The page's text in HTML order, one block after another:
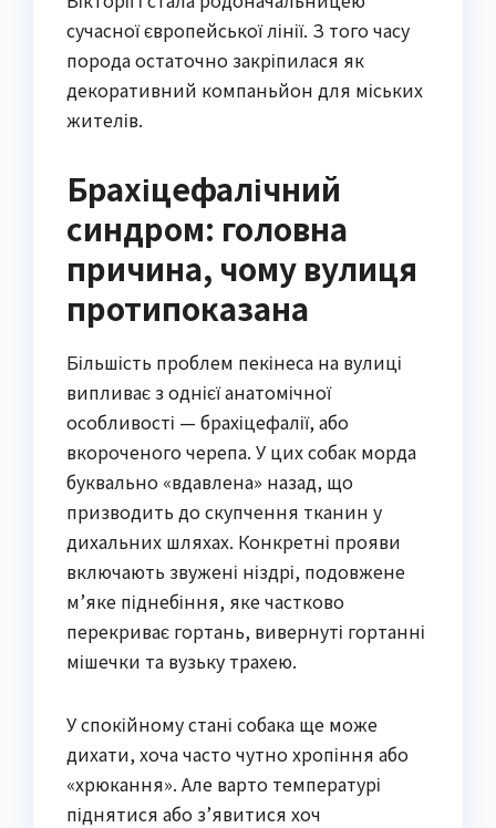
сучасної європейської лінії. З того часу
порода остаточно закріпилася як
декоративний компаньйон для міських
жителів.
Брахіцефалічний
синдром: головна
причина, чому вулиця
протипоказана
Більшість проблем пекінеса на вулиці
випливає з однієї анатомічної
особливості — брахіцефалії, або
вкороченого черепа. У цих собак морда
буквально «вдавлена» назад, що
призводить до скупчення тканин у
дихальних шляхах. Конкретні прояви
включають звужені ніздрі, подовжене
м’яке піднебіння, яке частково
перекриває гортань, вивернуті гортанні
мішечки та вузьку трахею.
У спокійному стані собака ще може
дихати, хоча часто чутно хропіння або
«хрюкання». Але варто температурі
піднятися або з’явитися хоч